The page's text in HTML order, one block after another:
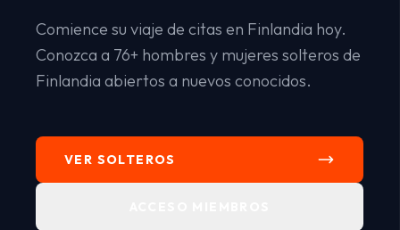
Comience su viaje de citas en Finlandia hoy.
Conozca a 76+ hombres y mujeres solteros de
Finlandia abiertos a nuevos conocidos.
VER SOLTEROS